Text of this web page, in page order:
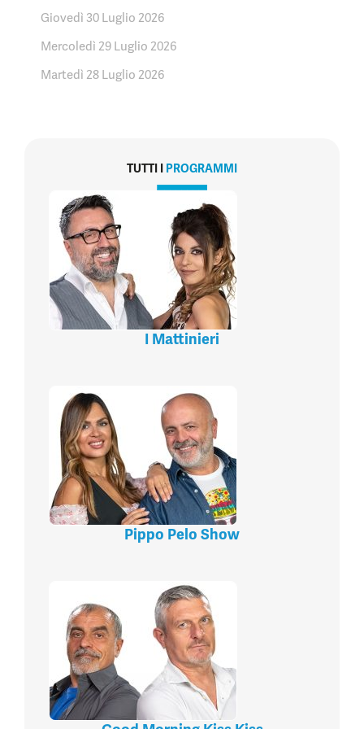
Giovedì 30 Luglio 2026
Mercoledì 29 Luglio 2026
Martedì 28 Luglio 2026
TUTTI I PROGRAMMI
I Mattinieri
Pippo Pelo Show